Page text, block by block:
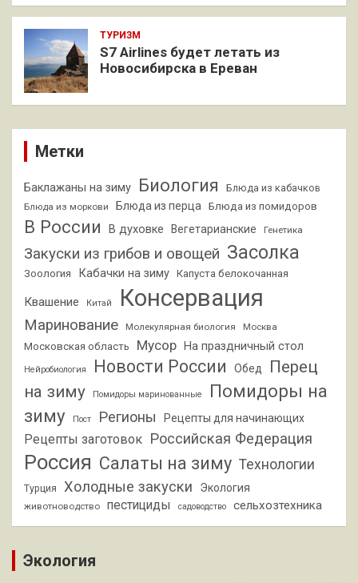
ТУРИЗМ
S7 Airlines будет летать из
Новосибирска в Ереван
Метки
Баклажаны на зиму Биология Блюда из кабачков
Блюда из моркови Блюда из перца Блюда из помидоров
В России В духовке Вегетарианские Генетика
Закуски из грибов и овощей Засолка
Зоология Кабачки на зиму Капуста белокочанная
Квашение Китай Консервация
Маринование Молекулярная биология Москва
Московская область Мусор На праздничный стол
Нейробиология Новости России Обед
Перец
на зиму
Помидоры маринованные
Помидоры на
зиму
Пост Регионы Рецепты для начинающих
Рецепты заготовок Российская Федерация
Россия Салаты на зиму Технологии
Турция Холодные закуски Экология
животноводство пестициды садоводство сельхозтехника
Экология